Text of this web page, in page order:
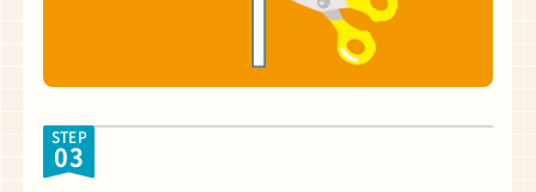
STEP
03